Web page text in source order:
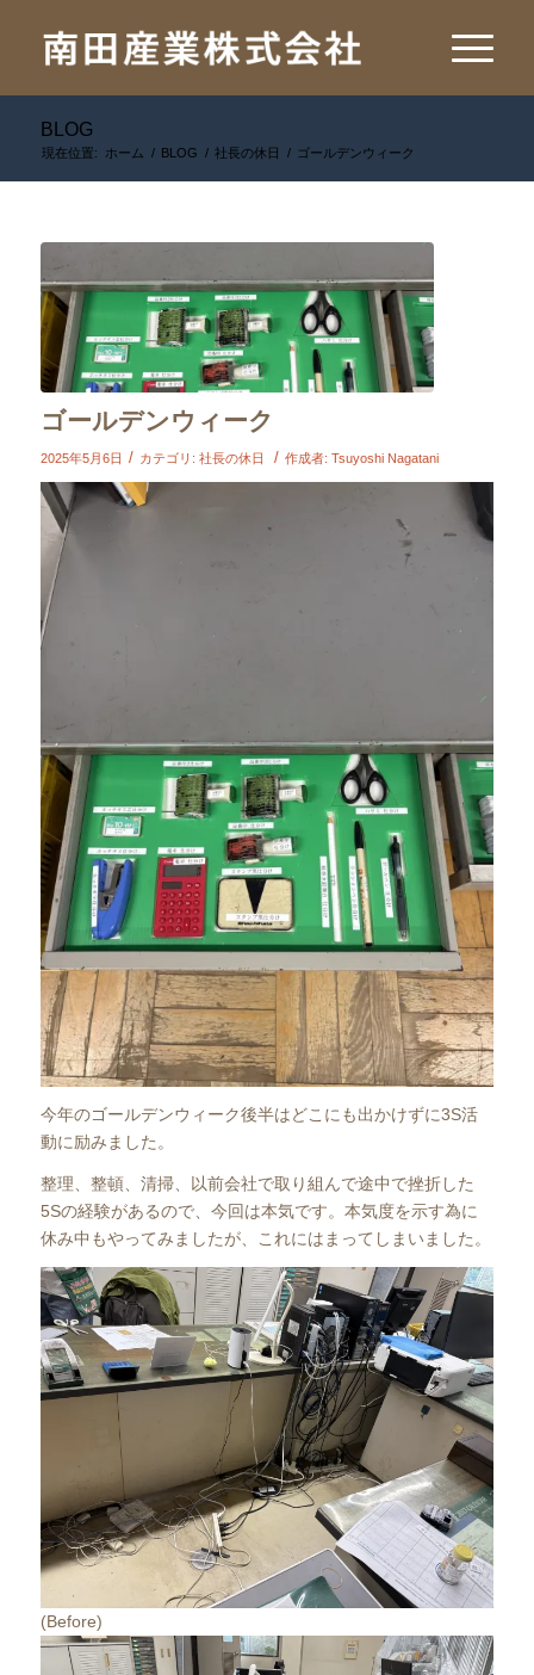
BLOG
現在位置: ホーム / BLOG / 社長の休日 / ゴールデンウィーク
ゴールデンウィーク
2025年5月6日 / カテゴリ: 社長の休日 / 作成者: Tsuyoshi Nagatani
今年のゴールデンウィーク後半はどこにも出かけずに3S活
動に励みました。
整理、整頓、清掃、以前会社で取り組んで途中で挫折した
5Sの経験があるので、今回は本気です。本気度を示す為に
休み中もやってみましたが、これにはまってしまいました。
(Before)